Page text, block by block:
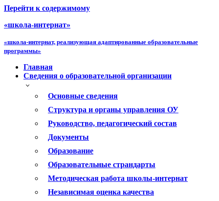
Перейти к содержимому
«школа-интернат»
«школа-интернат, реализующая адаптированные образовательные
программы»
Главная
Сведения о образовательной организации
Основные сведения
Структура и органы управления ОУ
Руководство, педагогический состав
Документы
Образование
Образовательные страндарты
Методическая работа школы-интернат
Независимая оценка качества